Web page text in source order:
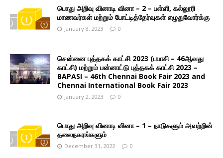
பொது அறிவு வினாடி வினா – 2 – பள்ளி, கல்லூரி
மாணவர்கள் மற்றும் போட்டித்தேர்வுகள் எழுதுவோர்க்கு
January 8, 2023 0
சென்னை புத்தகக் காட்சி 2023 (பபாசி – 46ஆவது
காட்சி) மற்றும் பன்னாட்டு புத்தகக் காட்சி 2023 –
BAPASI – 46th Chennai Book Fair 2023 and
Chennai International Book Fair 2023
January 2, 2023 0
பொது அறிவு வினாடி வினா – 1 – நாடுகளும் அவற்றின்
தலைநகரங்களும்
December 31, 2022 0